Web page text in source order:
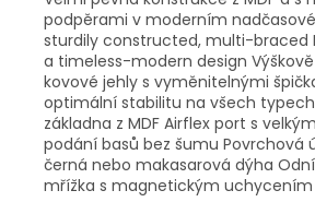
podpěrami v moderním
sturdily constructed, multi-braced
a timeless-modern design
kovové jehly s vyměnitelnými
optimální stabilitu na všech
základna z MDF Airflex port s
podání basů bez šumu Povrchová
černá nebo makasarová dýha
mřížka s magnetickým uchycením